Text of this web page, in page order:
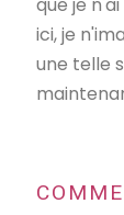
que je
ici, je
une telle